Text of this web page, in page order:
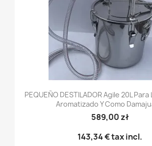
PEQUEÑO DESTILADOR Agile 20L
Aromatizado Y Como
589,00 zł
143,34 €tax incl.